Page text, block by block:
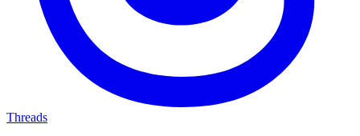
Threads